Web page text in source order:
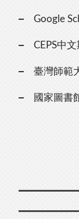
Google
CEPS中
臺灣師範
國家圖書